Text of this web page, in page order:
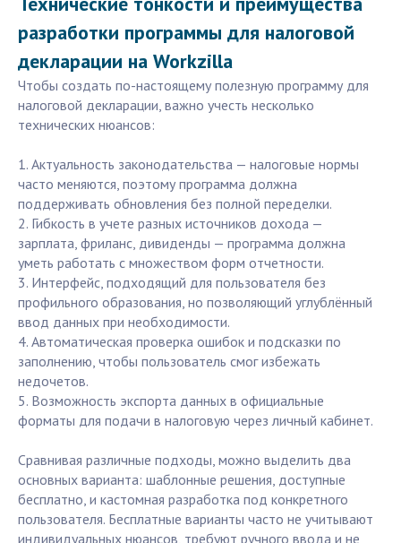
разработки программы для налоговой
декларации на Workzilla
Чтобы создать по-настоящему полезную программу для
налоговой декларации, важно учесть несколько
технических нюансов:
1. Актуальность законодательства — налоговые нормы
часто меняются, поэтому программа должна
поддерживать обновления без полной переделки.
2. Гибкость в учете разных источников дохода —
зарплата, фриланс, дивиденды — программа должна
уметь работать с множеством форм отчетности.
3. Интерфейс, подходящий для пользователя без
профильного образования, но позволяющий углублённый
ввод данных при необходимости.
4. Автоматическая проверка ошибок и подсказки по
заполнению, чтобы пользователь смог избежать
недочетов.
5. Возможность экспорта данных в официальные
форматы для подачи в налоговую через личный кабинет.
Сравнивая различные подходы, можно выделить два
основных варианта: шаблонные решения, доступные
бесплатно, и кастомная разработка под конкретного
пользователя. Бесплатные варианты часто не учитывают
индивидуальных нюансов, требуют ручного ввода и не